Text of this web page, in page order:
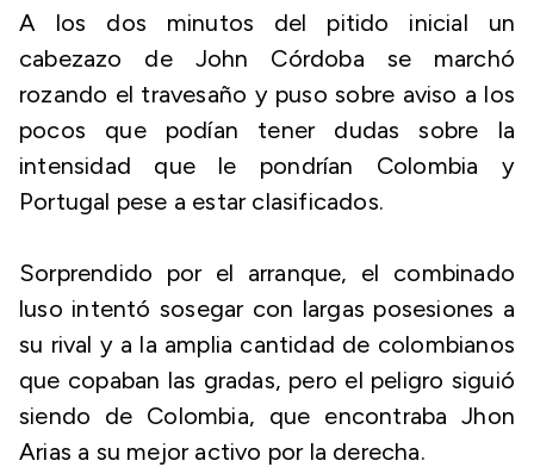
A los dos minutos del pitido inicial un
cabezazo de John Córdoba se marchó
rozando el travesaño y puso sobre aviso a los
pocos que podían tener dudas sobre la
intensidad que le pondrían Colombia y
Portugal pese a estar clasificados.
Sorprendido por el arranque, el combinado
luso intentó sosegar con largas posesiones a
su rival y a la amplia cantidad de colombianos
que copaban las gradas, pero el peligro siguió
siendo de Colombia, que encontraba Jhon
Arias a su mejor activo por la derecha.